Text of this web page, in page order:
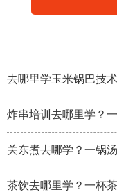
去哪里学玉米锅巴技
炸串培训去哪里学？
关东煮去哪学？一锅
茶饮去哪里学？一杯